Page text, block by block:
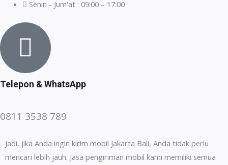
Senin - Jum'at : 09:00 – 17:00
Telepon & WhatsApp
0811 3538 789​​
Jadi, jika Anda ingin kirim mobil Jakarta Bali, Anda tidak perlu
mencari lebih jauh. Jasa pengiriman mobil kami memiliki semua